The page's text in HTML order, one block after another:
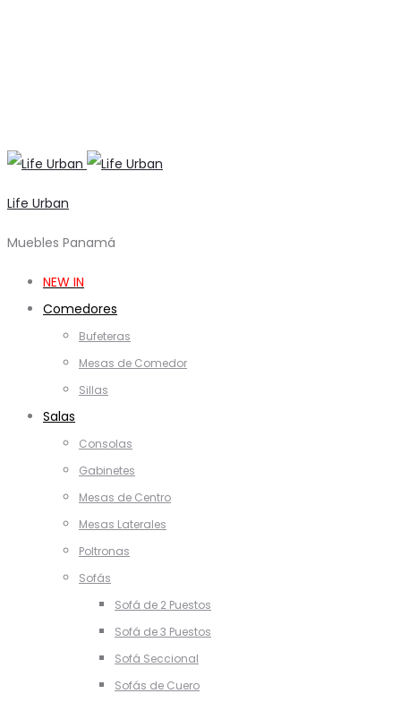
Life Urban
Muebles Panamá
NEW IN
Comedores
Bufeteras
Mesas de Comedor
Sillas
Salas
Consolas
Gabinetes
Mesas de Centro
Mesas Laterales
Poltronas
Sofás
Sofá de 2 Puestos
Sofá de 3 Puestos
Sofá Seccional
Sofás de Cuero